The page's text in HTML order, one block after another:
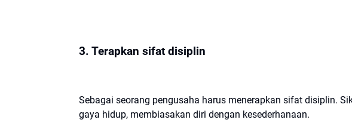
3. Terapkan sifat disiplin
Sebagai seorang pengusaha harus menerapkan sifat disiplin.
gaya hidup, membiasakan diri dengan kesederhanaan.